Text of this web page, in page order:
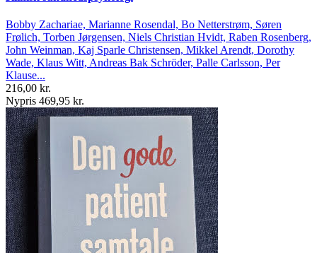
Bobby Zachariae, Marianne Rosendal, Bo Netterstrøm, Søren
Frølich, Torben Jørgensen, Niels Christian Hvidt, Raben Rosenberg,
John Weinman, Kaj Sparle Christensen, Mikkel Arendt, Dorothy
Wade, Klaus Witt, Andreas Bak Schröder, Palle Carlsson, Per
Klause...
216,00 kr.
Nypris 469,95 kr.